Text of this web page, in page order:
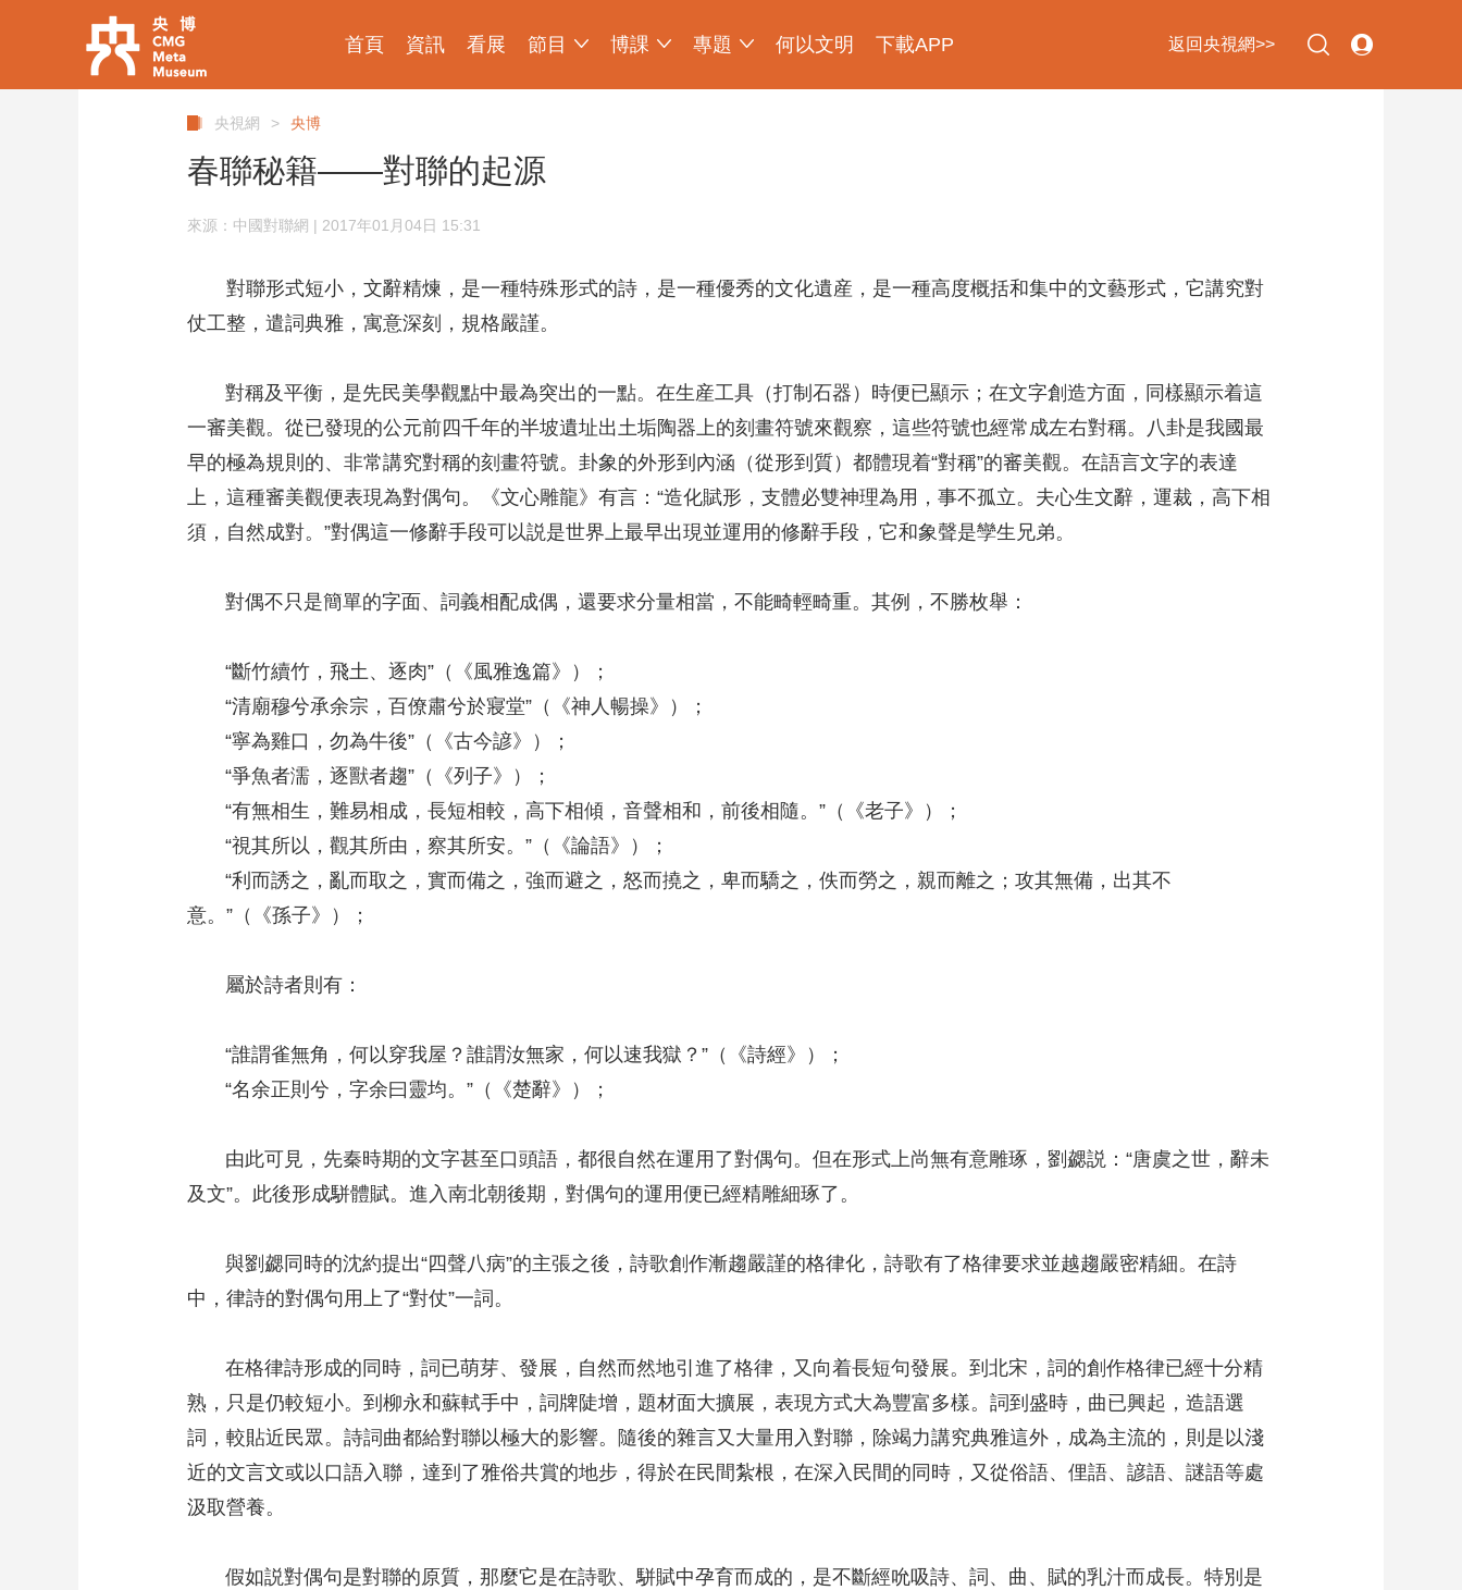
首頁 資訊 看展 節目 博課 專題 何以文明 下載APP 返回央視網>>
央視網 > 央博
春聯秘籍——對聯的起源
來源：中國對聯網 | 2017年01月04日 15:31
對聯形式短小，文辭精煉，是一種特殊形式的詩，是一種優秀的文化遺産，是一種高度概括和集中的文藝形式，它講究對
仗工整，遣詞典雅，寓意深刻，規格嚴謹。
對稱及平衡，是先民美學觀點中最為突出的一點。在生産工具（打制石器）時便已顯示；在文字創造方面，同樣顯示着這
一審美觀。從已發現的公元前四千年的半坡遺址出土垢陶器上的刻畫符號來觀察，這些符號也經常成左右對稱。八卦是我國最
早的極為規則的、非常講究對稱的刻畫符號。卦象的外形到內涵（從形到質）都體現着“對稱”的審美觀。在語言文字的表達
上，這種審美觀便表現為對偶句。《文心雕龍》有言：“造化賦形，支體必雙神理為用，事不孤立。夫心生文辭，運裁，高下相
須，自然成對。”對偶這一修辭手段可以説是世界上最早出現並運用的修辭手段，它和象聲是孿生兄弟。
對偶不只是簡單的字面、詞義相配成偶，還要求分量相當，不能畸輕畸重。其例，不勝枚舉：
“斷竹續竹，飛土、逐肉”（《風雅逸篇》）；
“清廟穆兮承余宗，百僚肅兮於寢堂”（《神人暢操》）；
“寧為雞口，勿為牛後”（《古今諺》）；
“爭魚者濡，逐獸者趨”（《列子》）；
“有無相生，難易相成，長短相較，高下相傾，音聲相和，前後相隨。”（《老子》）；
“視其所以，觀其所由，察其所安。”（《論語》）；
“利而誘之，亂而取之，實而備之，強而避之，怒而撓之，卑而驕之，佚而勞之，親而離之；攻其無備，出其不
意。”（《孫子》）；
屬於詩者則有：
“誰謂雀無角，何以穿我屋？誰謂汝無家，何以速我獄？”（《詩經》）；
“名余正則兮，字余曰靈均。”（《楚辭》）；
由此可見，先秦時期的文字甚至口頭語，都很自然在運用了對偶句。但在形式上尚無有意雕琢，劉勰説：“唐虞之世，辭未
及文”。此後形成駢體賦。進入南北朝後期，對偶句的運用便已經精雕細琢了。
與劉勰同時的沈約提出“四聲八病”的主張之後，詩歌創作漸趨嚴謹的格律化，詩歌有了格律要求並越趨嚴密精細。在詩
中，律詩的對偶句用上了“對仗”一詞。
在格律詩形成的同時，詞已萌芽、發展，自然而然地引進了格律，又向着長短句發展。到北宋，詞的創作格律已經十分精
熟，只是仍較短小。到柳永和蘇軾手中，詞牌陡增，題材面大擴展，表現方式大為豐富多樣。詞到盛時，曲已興起，造語選
詞，較貼近民眾。詩詞曲都給對聯以極大的影響。隨後的雜言又大量用入對聯，除竭力講究典雅這外，成為主流的，則是以淺
近的文言文或以口語入聯，達到了雅俗共賞的地步，得於在民間紮根，在深入民間的同時，又從俗語、俚語、諺語、謎語等處
汲取營養。
假如説對偶句是對聯的原質，那麼它是在詩歌、駢賦中孕育而成的，是不斷經吮吸詩、詞、曲、賦的乳汁而成長。特別是